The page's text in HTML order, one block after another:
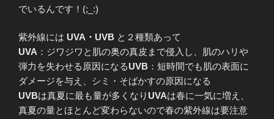
でいるんです！(;_:)
紫外線には UVA・ UVB と２種類あって
UVA ：ジワジワと肌の奥の真皮まで侵入し、肌のハリや
弾力を失わせる原因になるUVB ：短時間でも肌の表面に
ダメージを与え、シミ・そばかすの原因になる
UVBは真夏に最も量が多くなり UVAは春に一気に増え、
真夏の量とほとんど変わらないので春の紫外線は要注意